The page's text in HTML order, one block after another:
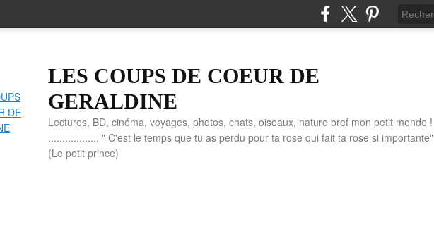
LES COUPS DE COEUR DE
GERALDINE
Lectures, BD, cinéma, voyages, photos, chats, oiseaux, nature bref mon petit monde !
.................. " C'est le temps que tu as perdu pour ta rose qui fait ta rose si importante"
(Le petit prince)